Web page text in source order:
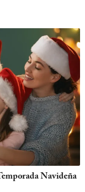
Navideña